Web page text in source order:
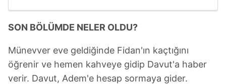
SON BÖLÜMDE NELER OLDU?
Münevver eve geldiğinde Fidan'ın kaçtığını
öğrenir ve hemen kahveye gidip Davut'a haber
verir. Davut, Adem'e hesap sormaya gider.